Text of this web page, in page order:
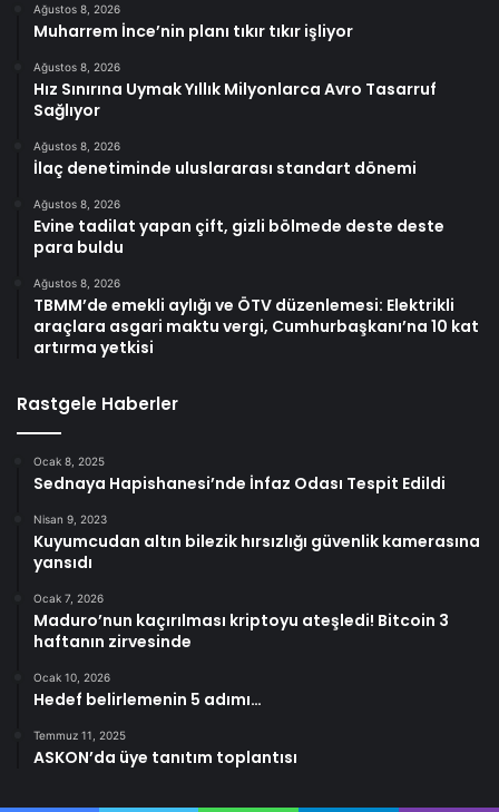
Ağustos 8, 2026
Muharrem İnce’nin planı tıkır tıkır işliyor
Ağustos 8, 2026
Hız Sınırına Uymak Yıllık Milyonlarca Avro Tasarruf
Sağlıyor
Ağustos 8, 2026
İlaç denetiminde uluslararası standart dönemi
Ağustos 8, 2026
Evine tadilat yapan çift, gizli bölmede deste deste
para buldu
Ağustos 8, 2026
TBMM’de emekli aylığı ve ÖTV düzenlemesi: Elektrikli
araçlara asgari maktu vergi, Cumhurbaşkanı’na 10 kat
artırma yetkisi
Rastgele Haberler
Ocak 8, 2025
Sednaya Hapishanesi’nde İnfaz Odası Tespit Edildi
Nisan 9, 2023
Kuyumcudan altın bilezik hırsızlığı güvenlik kamerasına
yansıdı
Ocak 7, 2026
Maduro’nun kaçırılması kriptoyu ateşledi! Bitcoin 3
haftanın zirvesinde
Ocak 10, 2026
Hedef belirlemenin 5 adımı…
Temmuz 11, 2025
ASKON’da üye tanıtım toplantısı